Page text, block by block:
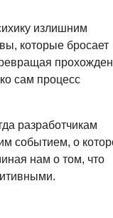
излишним
которые бросает
сам процесс
разработчикам
событием, о
нам о том, что